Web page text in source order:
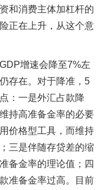
和消费主体加杠杆的
正在上升，从这个意
增速会降至7%左
存在。对于降准，5
：一是外汇占款降
持高准备金率的必要
价格型工具，而维持
三是伴随存贷差的缩
备金率的理论值；四
准备金率过高。目前